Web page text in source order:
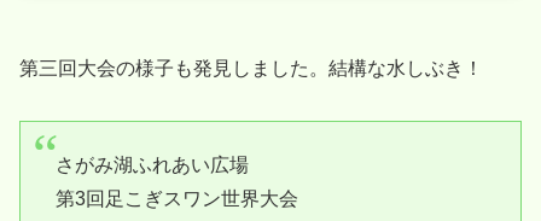
第三回大会の様子も発見しました。結構な水しぶき！
さがみ湖ふれあい広場
第3回足こぎスワン世界大会